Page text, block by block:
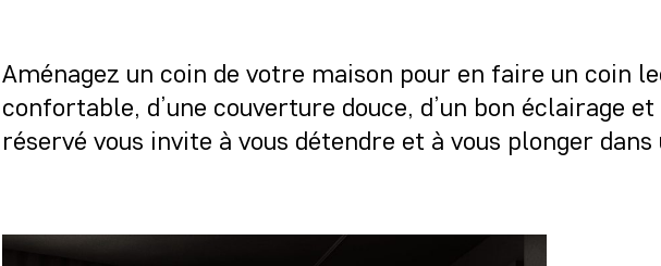
Aménagez un coin de votre maison pour en faire un coin
confortable, d’une couverture douce, d’un bon éclairage
réservé vous invite à vous détendre et à vous plonger